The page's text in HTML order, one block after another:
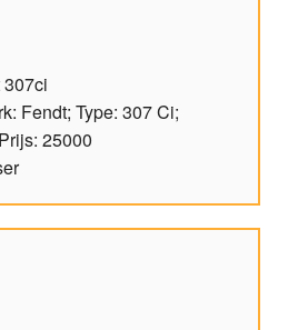
307ci
Fendt; Type: 307 Ci;
25000